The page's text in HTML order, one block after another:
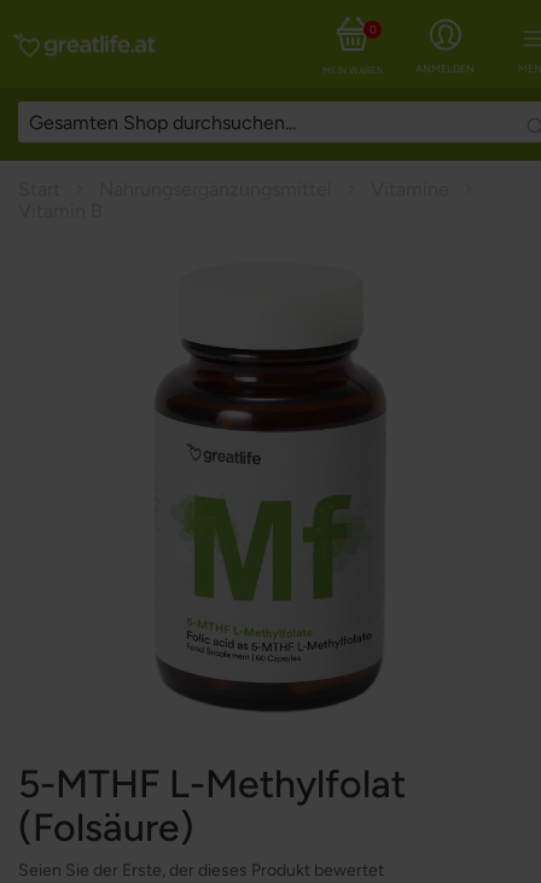
ANMELDEN
MEIN WARENKORB
0
5-MTHF L-Methylfolat
(Folsäure)
Seien Sie der Erste, der dieses Produkt bewertet